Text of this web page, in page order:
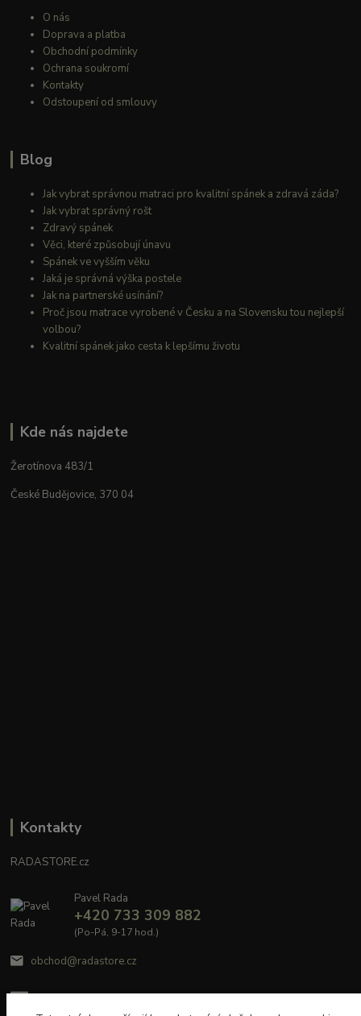
O nás
Doprava a platba
Obchodní podmínky
Ochrana soukromí
Kontakty
Odstoupení od smlouvy
Blog
Jak vybrat správnou matraci pro kvalitní spánek a zdravá záda?
Jak vybrat správný rošt
Zdravý spánek
Věci, které způsobují únavu
Spánek ve vyšším věku
Jaká je správná výška postele
Jak na partnerské usínání?
Proč jsou matrace vyrobené v Česku a na Slovensku tou nejlepší
volbou?
Kvalitní spánek jako cesta k lepšímu životu
Kde nás najdete
Žerotínova 483/1
České Budějovice, 370 04
Kontakty
RADASTORE.cz
Pavel Rada
+420 733 309 882
(Po-Pá, 9-17 hod.)
obchod@radastore.cz